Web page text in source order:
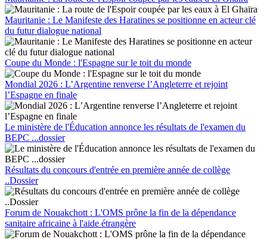
Mauritanie : Le Manifeste des Haratines se positionne en acteur clé
du futur dialogue national
Coupe du Monde : l'Espagne sur le toit du monde
Mondial 2026 : L’Argentine renverse l’Angleterre et rejoint
l’Espagne en finale
Le ministère de l'Éducation annonce les résultats de l'examen du
BEPC ...dossier
Résultats du concours d'entrée en première année de collège
..Dossier
Forum de Nouakchott : L'OMS prône la fin de la dépendance
sanitaire africaine à l'aide étrangère